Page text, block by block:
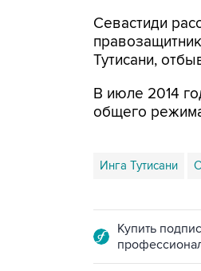
Севастиди
Тутисани,
В июле 2014
общего
Инга Тутисани
Купить